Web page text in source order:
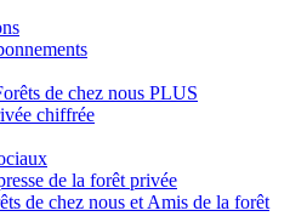
de chez nous PLUS
chiffrée
de la forêt privée
de chez nous et Amis de la forêt